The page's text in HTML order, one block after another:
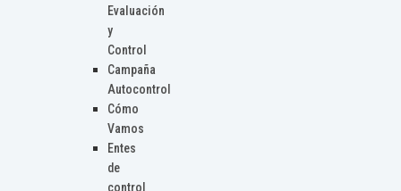
Evaluación
y
Control
Campaña
Autocontrol
Cómo
Vamos
Entes
de
control